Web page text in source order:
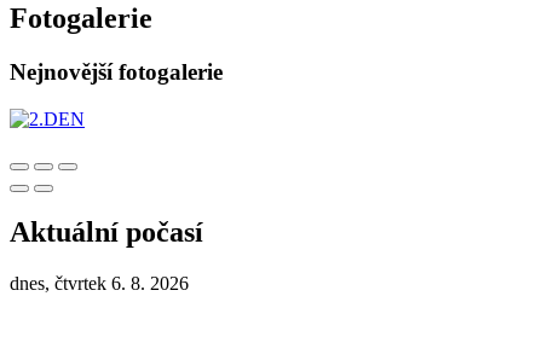
Fotogalerie
Nejnovější fotogalerie
Aktuální počasí
dnes, čtvrtek 6. 8. 2026